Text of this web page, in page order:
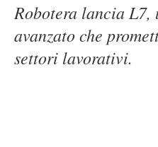
Robotera lancia L7,
avanzato che
settori lavorativi.